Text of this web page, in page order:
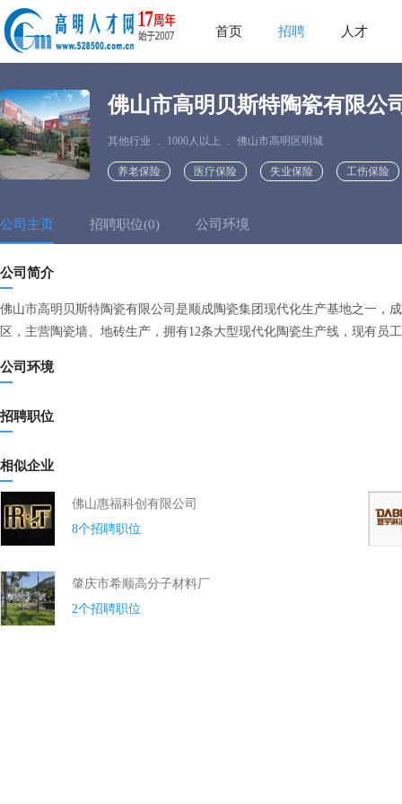
首页 招聘 人才
佛山市高明贝斯特陶瓷有限公
其他行业 ． 1000人以上 ． 佛山市高明区明城
养老保险 医疗保险 失业保险 工伤保险
公司主页 招聘职位(0) 公司环境
公司简介
佛山市高明贝斯特陶瓷有限公司是顺成陶瓷集团现代化生产基地之一，
区，主营陶瓷墙、地砖生产，拥有12条大型现代化陶瓷生产线，现有员
公司环境
招聘职位
相似企业
佛山惠福科创有限公司
8个招聘职位
肇庆市希顺高分子材料厂
2个招聘职位